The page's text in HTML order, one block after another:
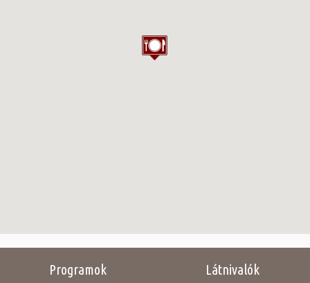
Programok Látnivalók